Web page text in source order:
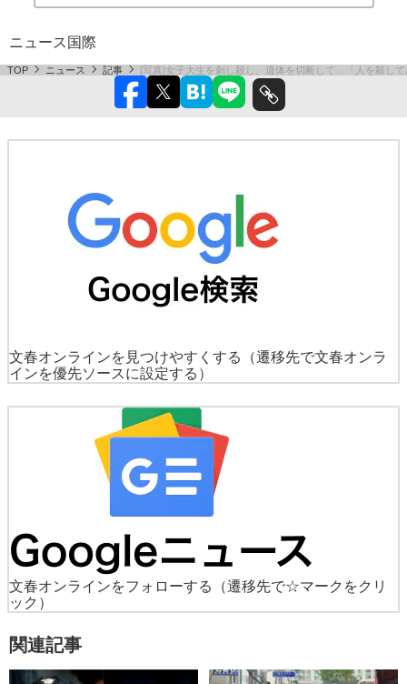
ニュース 国際
TOP ニュース 記事 [写真]女子大生を刺し殺し、遺体を切断して…「人を殺し
文春オンラインを見つけやすくする
（遷移先で文春オンラ
インを優先ソースに設定する）
文春オンラインをフォローする
（遷移先で☆マークをクリ
ック）
関連記事